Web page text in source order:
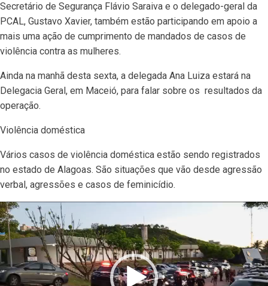
Secretário de Segurança Flávio Saraiva e o delegado-geral da
PCAL, Gustavo Xavier, também estão participando em apoio a
mais uma ação de cumprimento de mandados de casos de
violência contra as mulheres.
Ainda na manhã desta sexta, a delegada Ana Luiza estará na
Delegacia Geral, em Maceió, para falar sobre os resultados da
operação.
Violência doméstica
Vários casos de violência doméstica estão sendo registrados
no estado de Alagoas. São situações que vão desde agressão
verbal, agressões e casos de feminicídio.
Tocador
de
vídeo